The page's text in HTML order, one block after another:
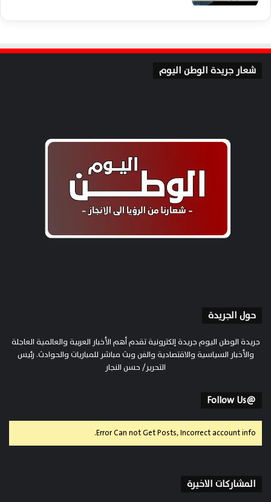
شعار جريدة الوطن اليوم
حول الجريدة
جريدة الوطن اليوم جريدة إلكترونية تقدم أهم الأخبار العربية والعالمية العاجلة
والأخبار السياسية والاقتصادية والفن وبث مباشر للمباريات والحوادث. رئيس
التحرير/ حسن النجار
@Follow Us
Error Can not Get Posts, Incorrect account info.
المشاركات الاخيرة